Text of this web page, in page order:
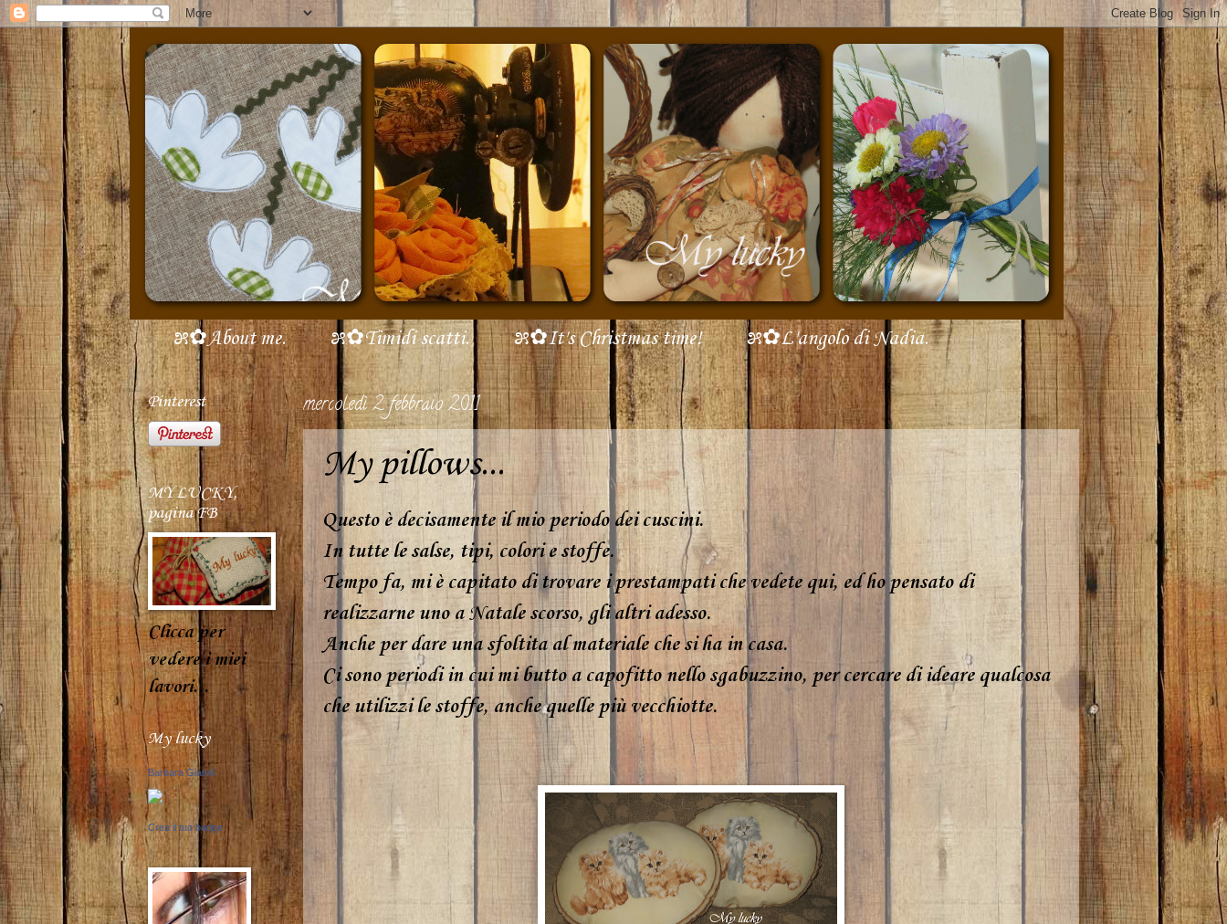
೫✿About me. ೫✿Timidi scatti. ೫✿It's Christmas time! ೫✿L'angolo di Nadia.
mercoledì 2 febbraio 2011
My pillows...
Questo è decisamente il mio periodo dei cuscini.
In tutte le salse, tipi, colori e stoffe.
Tempo fa, mi è capitato di trovare i prestampati che vedete qui, ed ho pensato di
realizzarne uno a Natale scorso, gli altri adesso.
Anche per dare una sfoltita al materiale che si ha in casa.
Ci sono periodi in cui mi butto a capofitto nello sgabuzzino, per cercare di ideare qualcosa
che utilizzi le stoffe, anche quelle più vecchiotte.
Pinterest
MY LUCKY,
pagina FB
Clicca per
vedere i miei
lavori...
My lucky
Barbara Giannì
Crea il tuo badge